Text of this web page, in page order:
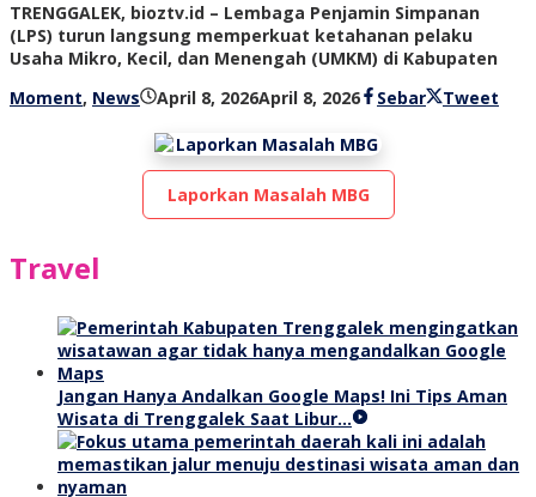
TRENGGALEK, bioztv.id – Lembaga Penjamin Simpanan
(LPS) turun langsung memperkuat ketahanan pelaku
Usaha Mikro, Kecil, dan Menengah (UMKM) di Kabupaten
Moment, News April 8, 2026April 8, 2026oleh
tv
Sebar Tweet
Laporkan Masalah MBG
Travel
Jangan Hanya Andalkan Google Maps! Ini Tips Aman
Wisata di Trenggalek Saat Libur…